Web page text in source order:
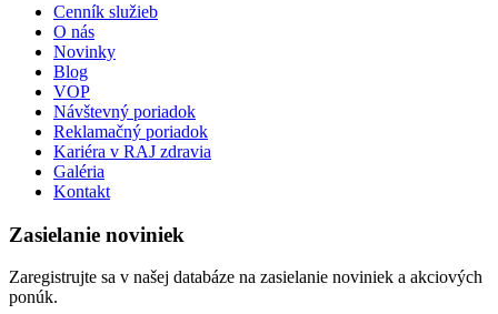
Cenník služieb
O nás
Novinky
Blog
VOP
Návštevný poriadok
Reklamačný poriadok
Kariéra v RAJ zdravia
Galéria
Kontakt
Zasielanie noviniek
Zaregistrujte sa v našej databáze na zasielanie noviniek a akciových
ponúk.